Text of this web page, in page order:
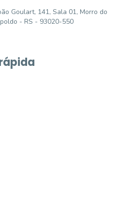
Goulart, 141, Sala 01, Morro do
- RS - 93020-550